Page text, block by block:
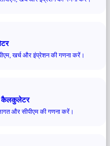
खर्च और इंप्रेशन की गणना करें।
कैलकुलेटर
और सीपीएम की गणना करें।